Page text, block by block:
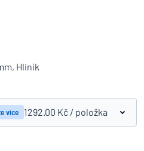
navrhovat
Hliník
více 1292.00 Kč / položka